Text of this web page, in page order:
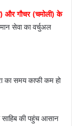
और गौचर (चमोली) के
सेवा का वर्चुअल
का समय काफी कम हो
की पहुंच आसान